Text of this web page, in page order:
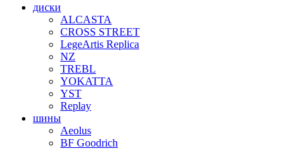
диски
ALCASTA
CROSS STREET
LegeArtis Replica
NZ
TREBL
YOKATTA
YST
Replay
шины
Aeolus
BF Goodrich